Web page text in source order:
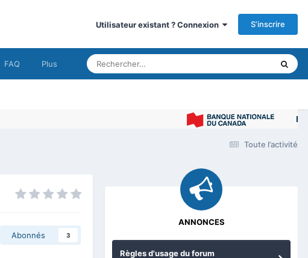
Utilisateur existant ? Connexion S’inscrire
FAQ Plus
Immigrer
Toute l’activité
Abonnés 3
ANNONCES
Règles d'usage du forum